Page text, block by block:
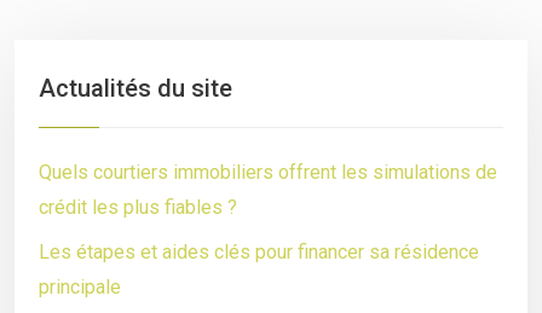
Actualités du site
Quels courtiers immobiliers offrent les simulations de
crédit les plus fiables ?
Les étapes et aides clés pour financer sa résidence
principale